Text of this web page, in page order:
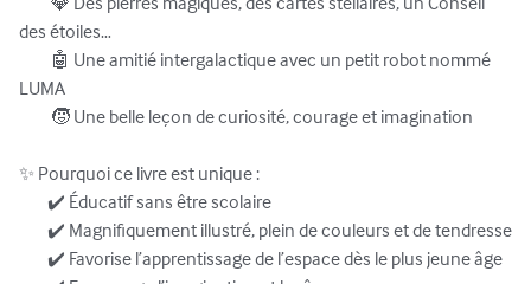
des étoiles…
LUMA
✨ Pourquoi ce livre est unique :